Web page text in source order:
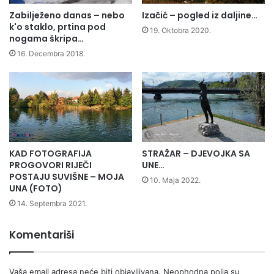
Zabilježeno danas – nebo
k'o staklo, prtina pod
nogama škripa…
16. Decembra 2018.
Izačić – pogled iz daljine…
19. Oktobra 2020.
KAD FOTOGRAFIJA
PROGOVORI RIJEČI
POSTAJU SUVIŠNE – MOJA
UNA (FOTO)
14. Septembra 2021.
STRAŽAR – DJEVOJKA SA
UNE…
10. Maja 2022.
Komentariši
Vaša email adresa neće biti objavljivana. Neophodna polja su